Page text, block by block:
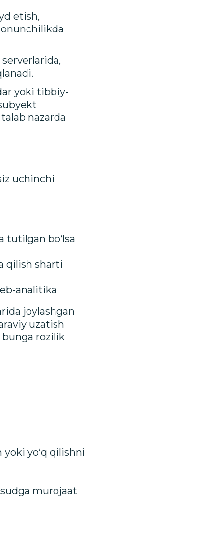
etish,
yoki tibbiy-
nazarda
uchinchi
yo‘q qilishni
murojaat
tutilgan bo‘lsa
qilish sharti
analitika
joylashgan
uzatish
rozilik